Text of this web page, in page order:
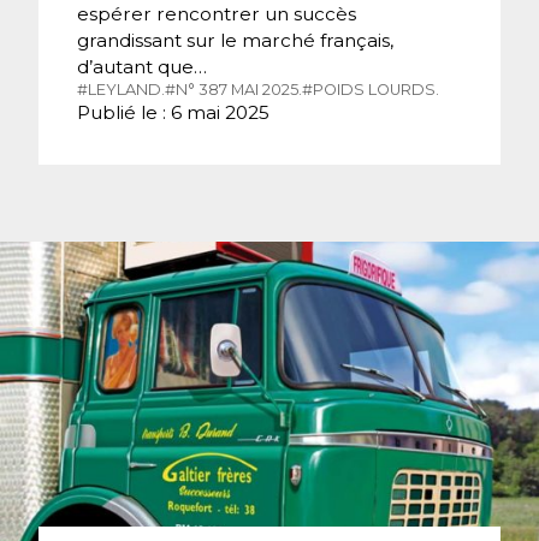
espérer rencontrer un succès
grandissant sur le marché français,
d’autant que…
#LEYLAND. #N° 387 MAI 2025. #POIDS LOURDS.
Publié le : 6 mai 2025